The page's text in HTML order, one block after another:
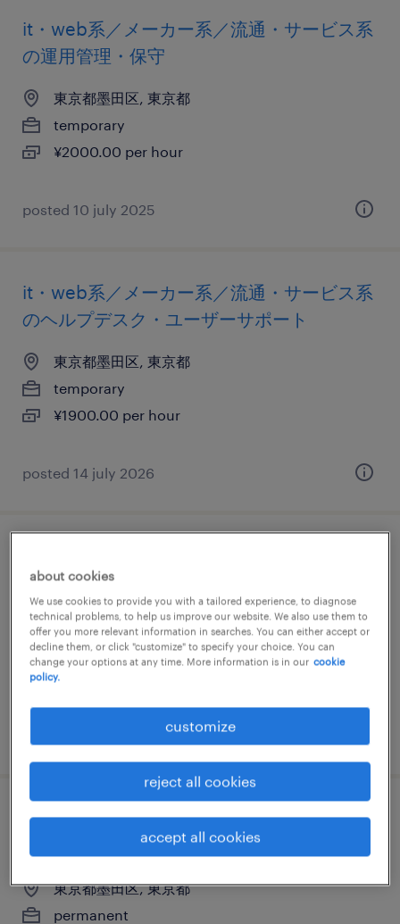
it・web系／メーカー系／流通・サービス系
の運用管理・保守
東京都墨田区, 東京都
temporary
¥2000.00 per hour
posted 10 july 2025
it・web系／メーカー系／流通・サービス系
のヘルプデスク・ユーザーサポート
東京都墨田区, 東京都
temporary
¥1900.00 per hour
posted 14 july 2026
の社内se
東京都墨田区, 東京都
temporary
¥3200.00 per hour
posted 9 march 2026
不動産・建設系のヘルプデスク・ユーザー
東京都墨田区, 東京都
permanent
about cookies
We use cookies to provide you with a tailored experience, to diagnose
technical problems, to help us improve our website. We also use them to
offer you more relevant information in searches. You can either accept or
decline them, or click "customize" to specify your choice. You can
change your options at any time. More information is in our cookie
policy.
customize
reject all cookies
accept all cookies